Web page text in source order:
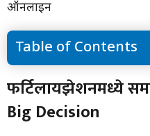
ऑनलाइन
Table of Contents
फर्टिलायझेशनमध्ये समाविष्ट
100 कोटींची तरतूद-
योजनेची उद्दिष्टे | Fertilizers
फर्टिलायझेशनमध्ये
Big Decision